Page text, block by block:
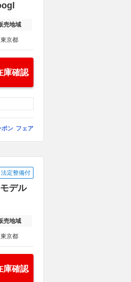
売地域
東京都
庫確認
ポン フェア
法定整備付
デル
売地域
東京都
庫確認